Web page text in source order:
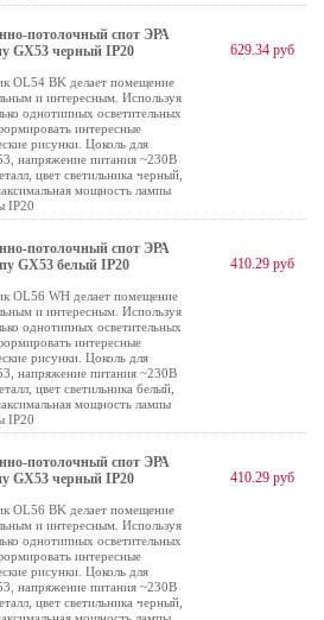
потолочный спот ЭРА
GX53 черный IP20
OL54 BK делает помещение
и интересным. Используя
однотипных осветительных
интересные
рисунки. Цоколь для
напряжение питания ~230В
цвет светильника черный,
мощность лампы
IP20
629.34 руб
потолочный спот ЭРА
GX53 белый IP20
OL56 WH делает помещение
и интересным. Используя
однотипных осветительных
интересные
рисунки. Цоколь для
напряжение питания ~230В
цвет светильника белый,
мощность лампы
IP20
410.29 руб
потолочный спот ЭРА
GX53 черный IP20
OL56 BK делает помещение
и интересным. Используя
однотипных осветительных
интересные
рисунки. Цоколь для
напряжение питания ~230В
цвет светильника черный,
410.29 руб